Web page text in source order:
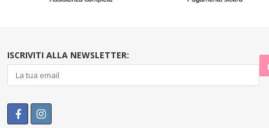
ISCRIVITI ALLA NEWSLETTER: